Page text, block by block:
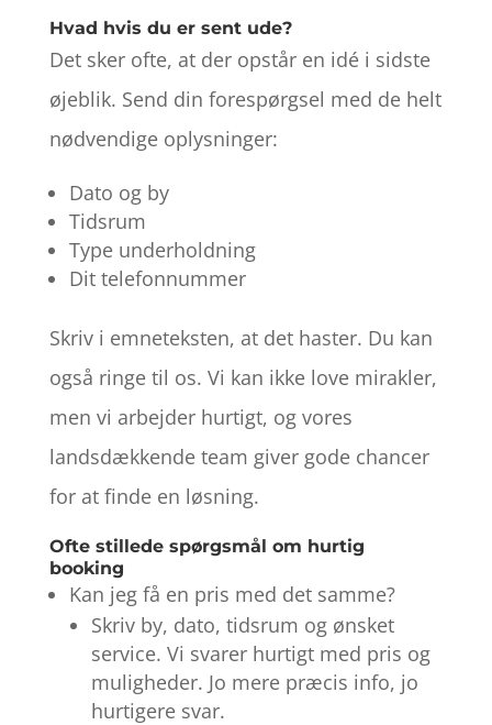
Hvad hvis du er sent ude?
Det sker ofte, at der opstår en idé i sidste
øjeblik. Send din forespørgsel med de helt
nødvendige oplysninger:
Dato og by
Tidsrum
Type underholdning
Dit telefonnummer
Skriv i emneteksten, at det haster. Du kan
også ringe til os. Vi kan ikke love mirakler,
men vi arbejder hurtigt, og vores
landsdækkende team giver gode chancer
for at finde en løsning.
Ofte stillede spørgsmål om hurtig
booking
Kan jeg få en pris med det samme?
Skriv by, dato, tidsrum og ønsket
service. Vi svarer hurtigt med pris og
muligheder. Jo mere præcis info, jo
hurtigere svar.